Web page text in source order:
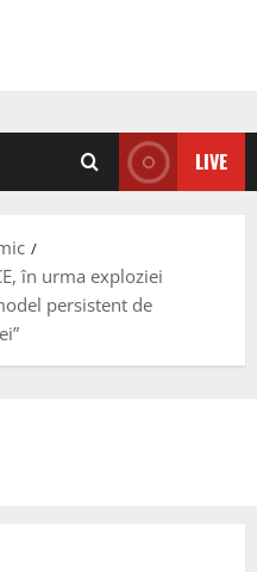
LIVE
în urma exploziei
persistent de